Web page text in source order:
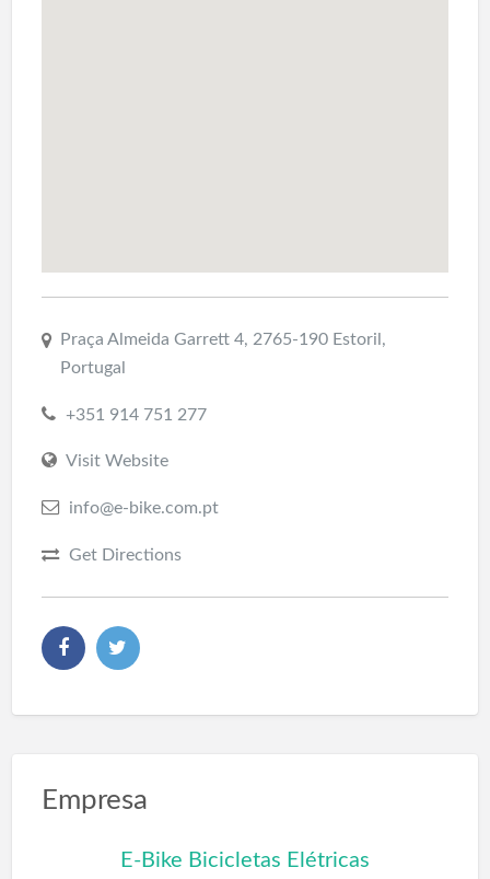
Praça Almeida Garrett 4, 2765-190 Estoril,
Portugal
+351 914 751 277
Visit Website
info@e-bike.com.pt
Get Directions
Empresa
E-Bike Bicicletas Elétricas